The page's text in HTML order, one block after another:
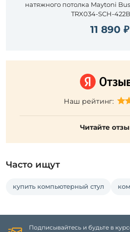
натяжного потолка Maytoni
TRX034-SCH-
11 890 ₽
Наш рейтинг:
Читайте
Часто ищут
купить компьютерный стул
Подписывайтесь и будьте в